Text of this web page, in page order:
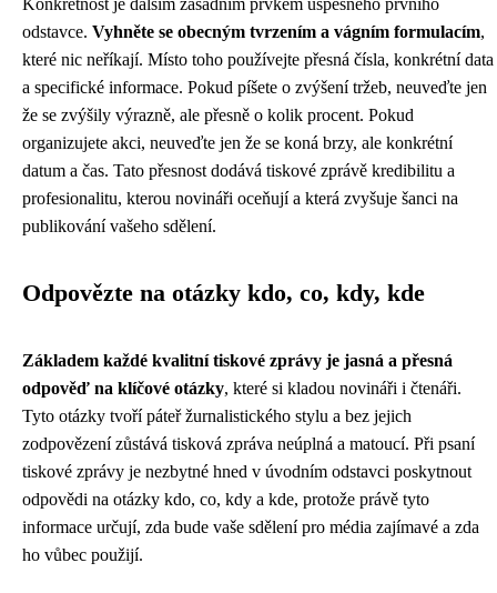
Konkrétnost je dalším zásadním prvkem úspěšného prvního
odstavce. Vyhněte se obecným tvrzením a vágním formulacím,
které nic neříkají. Místo toho používejte přesná čísla, konkrétní data
a specifické informace. Pokud píšete o zvýšení tržeb, neuveďte jen
že se zvýšily výrazně, ale přesně o kolik procent. Pokud
organizujete akci, neuveďte jen že se koná brzy, ale konkrétní
datum a čas. Tato přesnost dodává tiskové zprávě kredibilitu a
profesionalitu, kterou novináři oceňují a která zvyšuje šanci na
publikování vašeho sdělení.
Odpovězte na otázky kdo, co, kdy, kde
Základem každé kvalitní tiskové zprávy je jasná a přesná
odpověď na klíčové otázky, které si kladou novináři i čtenáři.
Tyto otázky tvoří páteř žurnalistického stylu a bez jejich
zodpovězení zůstává tisková zpráva neúplná a matoucí. Při psaní
tiskové zprávy je nezbytné hned v úvodním odstavci poskytnout
odpovědi na otázky kdo, co, kdy a kde, protože právě tyto
informace určují, zda bude vaše sdělení pro média zajímavé a zda
ho vůbec použijí.